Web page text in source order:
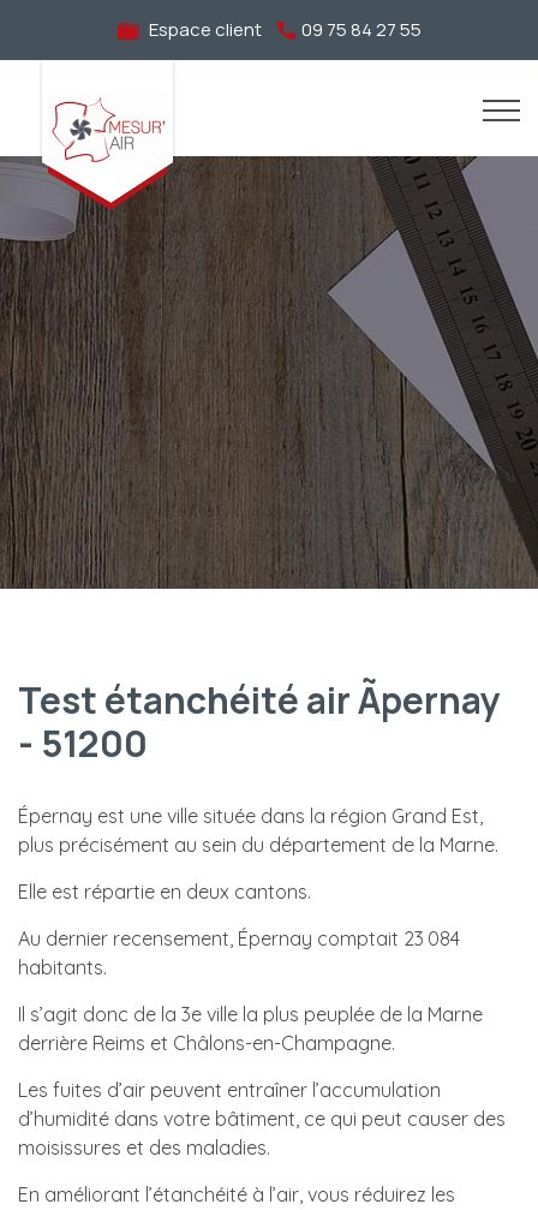
Espace client 09 75 84 27 55
Test étanchéité air Ãpernay
- 51200
Épernay est une ville située dans la région Grand Est,
plus précisément au sein du département de la Marne.
Elle est répartie en deux cantons.
Au dernier recensement, Épernay comptait 23 084
habitants.
Il s’agit donc de la 3e ville la plus peuplée de la Marne
derrière Reims et Châlons-en-Champagne.
Les fuites d’air peuvent entraîner l’accumulation
d’humidité dans votre bâtiment, ce qui peut causer des
moisissures et des maladies.
En améliorant l’étanchéité à l’air, vous réduirez les